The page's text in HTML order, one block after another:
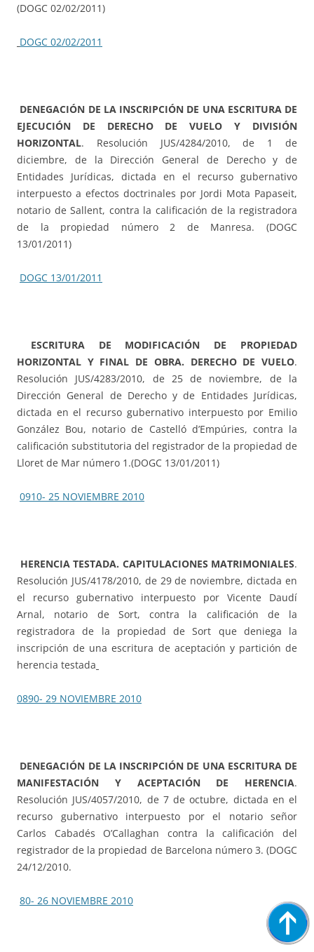
(DOGC 02/02/2011)
DOGC 02/02/2011
DENEGACIÓN DE LA INSCRIPCIÓN DE UNA ESCRITURA DE
EJECUCIÓN DE DERECHO DE VUELO Y DIVISIÓN
HORIZONTAL. Resolución JUS/4284/2010, de 1 de
diciembre, de la Dirección General de Derecho y de
Entidades Jurídicas, dictada en el recurso gubernativo
interpuesto a efectos doctrinales por Jordi Mota Papaseit,
notario de Sallent, contra la calificación de la registradora
de la propiedad número 2 de Manresa. (DOGC
13/01/2011)
DOGC 13/01/2011
ESCRITURA DE MODIFICACIÓN DE PROPIEDAD
HORIZONTAL Y FINAL DE OBRA. DERECHO DE VUELO.
Resolución JUS/4283/2010, de 25 de noviembre, de la
Dirección General de Derecho y de Entidades Jurídicas,
dictada en el recurso gubernativo interpuesto por Emilio
González Bou, notario de Castelló d’Empúries, contra la
calificación substitutoria del registrador de la propiedad de
Lloret de Mar número 1.(DOGC 13/01/2011)
0910- 25 NOVIEMBRE 2010
HERENCIA TESTADA. CAPITULACIONES MATRIMONIALES.
Resolución JUS/4178/2010, de 29 de noviembre, dictada en
el recurso gubernativo interpuesto por Vicente Daudí
Arnal, notario de Sort, contra la calificación de la
registradora de la propiedad de Sort que deniega la
inscripción de una escritura de aceptación y partición de
herencia testada
0890- 29 NOVIEMBRE 2010
DENEGACIÓN DE LA INSCRIPCIÓN DE UNA ESCRITURA DE
MANIFESTACIÓN Y ACEPTACIÓN DE HERENCIA.
Resolución JUS/4057/2010, de 7 de octubre, dictada en el
recurso gubernativo interpuesto por el notario señor
Carlos Cabadés O’Callaghan contra la calificación del
registrador de la propiedad de Barcelona número 3. (DOGC
24/12/2010.
80- 26 NOVIEMBRE 2010